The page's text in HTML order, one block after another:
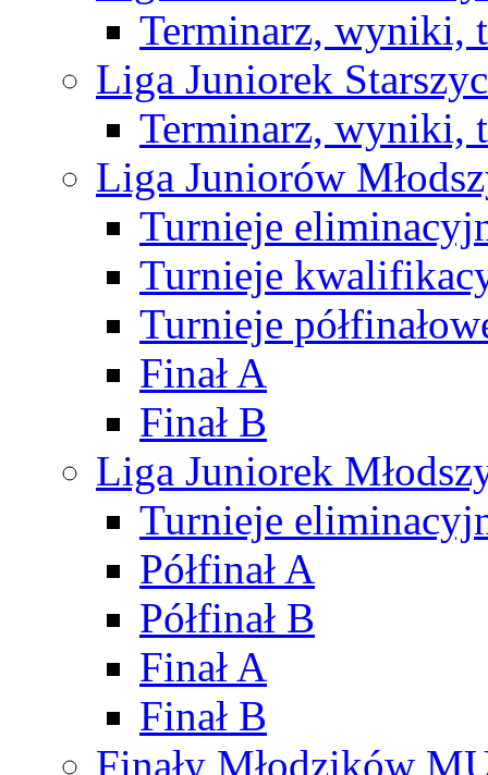
Terminarz, wyniki,
Liga Juniorek
Terminarz, wyniki,
Liga Juniorów
Turnieje
Turnieje
Turnieje
Finał A
Finał B
Liga Juniorek
Turnieje
Półfinał A
Półfinał B
Finał A
Finał B
Finały Młodzików